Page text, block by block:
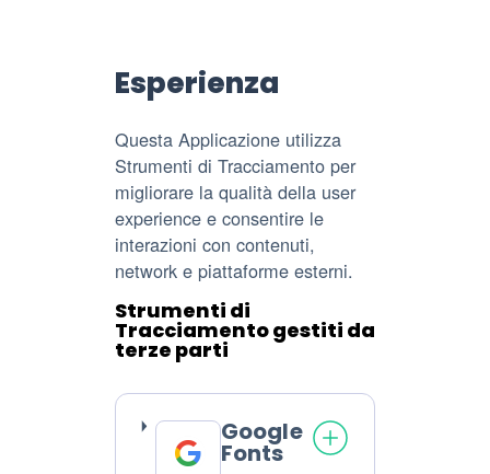
Esperienza
Questa Applicazione utilizza
Strumenti di Tracciamento per
migliorare la qualità della user
experience e consentire le
interazioni con contenuti,
network e piattaforme esterni.
Strumenti di
Tracciamento gestiti da
terze parti
Google
Fonts